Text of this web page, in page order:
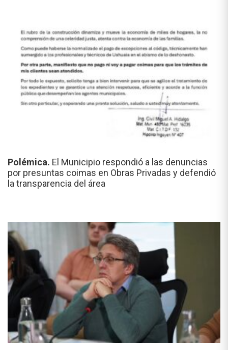
Polémica. El Municipio respondió a las denuncias
por presuntas coimas en Obras Privadas y defendió
la transparencia del área